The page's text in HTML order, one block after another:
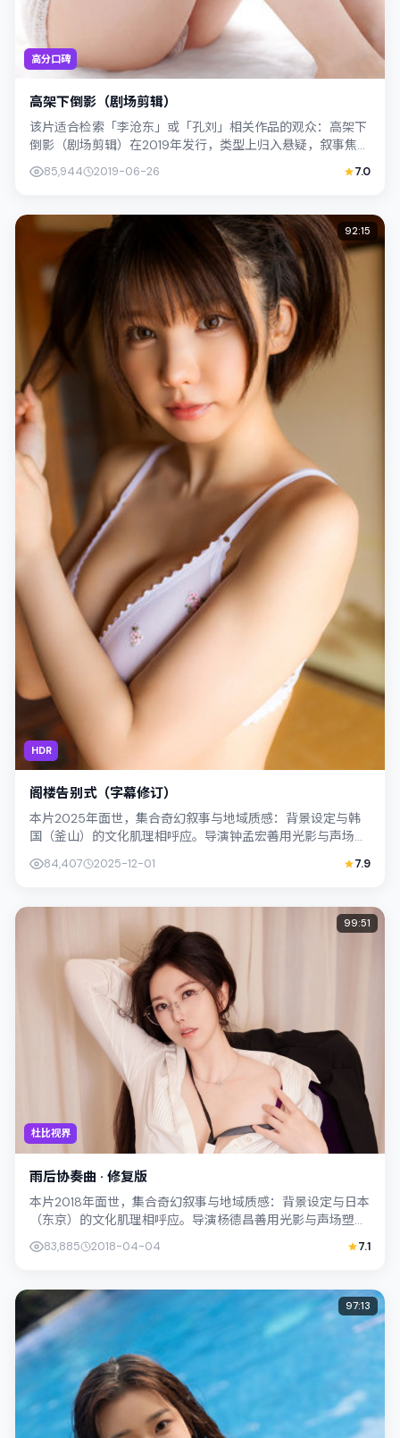
高分口碑
高架下倒影（剧场剪辑）
该片适合检索「李沧东」或「孔刘」相关作品的观众：高架下
倒影（剧场剪辑）在2019年发行，类型上归入悬疑，叙事焦点
落在家庭与社会的交错地带；配角层...
85,944 2019-06-26 7.0
HDR
92:15
阁楼告别式（字幕修订）
本片2025年面世，集合奇幻叙事与地域质感：背景设定与韩
国（釜山）的文化肌理相呼应。导演钟孟宏善用光影与声场塑
84,407 2025-12-01 7.9
杜比视界
99:51
雨后协奏曲 · 修复版
本片2018年面世，集合奇幻叙事与地域质感：背景设定与日本
（东京）的文化肌理相呼应。导演杨德昌善用光影与声场塑造
孤独感，杨紫琼饰演角色的抉择牵动...
83,885 2018-04-04 7.1
97:13